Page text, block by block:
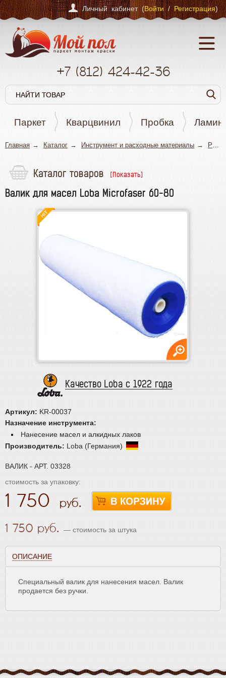
Личный кабинет (Войти/Регистрация)
+7 (812) 424-42-36
Паркет Кварцвинил Пробка
Главная Каталог Инструмент и расходные материалы Ручной инструмент
Каталог товаров
Паркет
Ламинат
Паркетная химия
Масла и краски
Инструмент и расходные материалы
Ручной инструмент
Подготовка основания
Качество Loba с 1922 года
Валик для масел Loba Microfaser 60-80
Артикул: KR-00037
Назначение инструмента:
Нанесение масел и алкидных лаков
Производитель: Loba (Германия)
ВАЛИК - АРТ. 03328
стоимость за упаковку:
1 750
1 750 — стоимость за штука
ОПИСАНИЕ
Специальный валик для нанесения масел. Валик
продается без ручки.